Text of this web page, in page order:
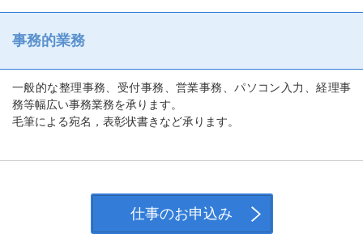
事務的業務
一般的な整理事務、受付事務、営業事務、パソコン入力、経理事
務等幅広い事務業務を承ります。
毛筆による宛名，表彰状書きなど承ります。
仕事のお申込み